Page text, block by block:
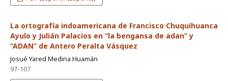
La ortografía indoamericana de Francisco Chuquihuanca
Ayulo y Julián Palacios en “la bengansa de adan” y
“ADAN” de Antero Peralta Vásquez
Josué Yared Medina Huamán
97-107